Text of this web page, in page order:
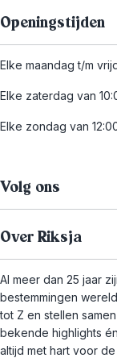
Openingstijden
Elke maandag t/m
Elke zaterdag van
Elke zondag van
Volg ons
Over Riksja
Al meer dan 25 jaar
bestemmingen
tot Z en stellen
bekende highlights
altijd met hart voor